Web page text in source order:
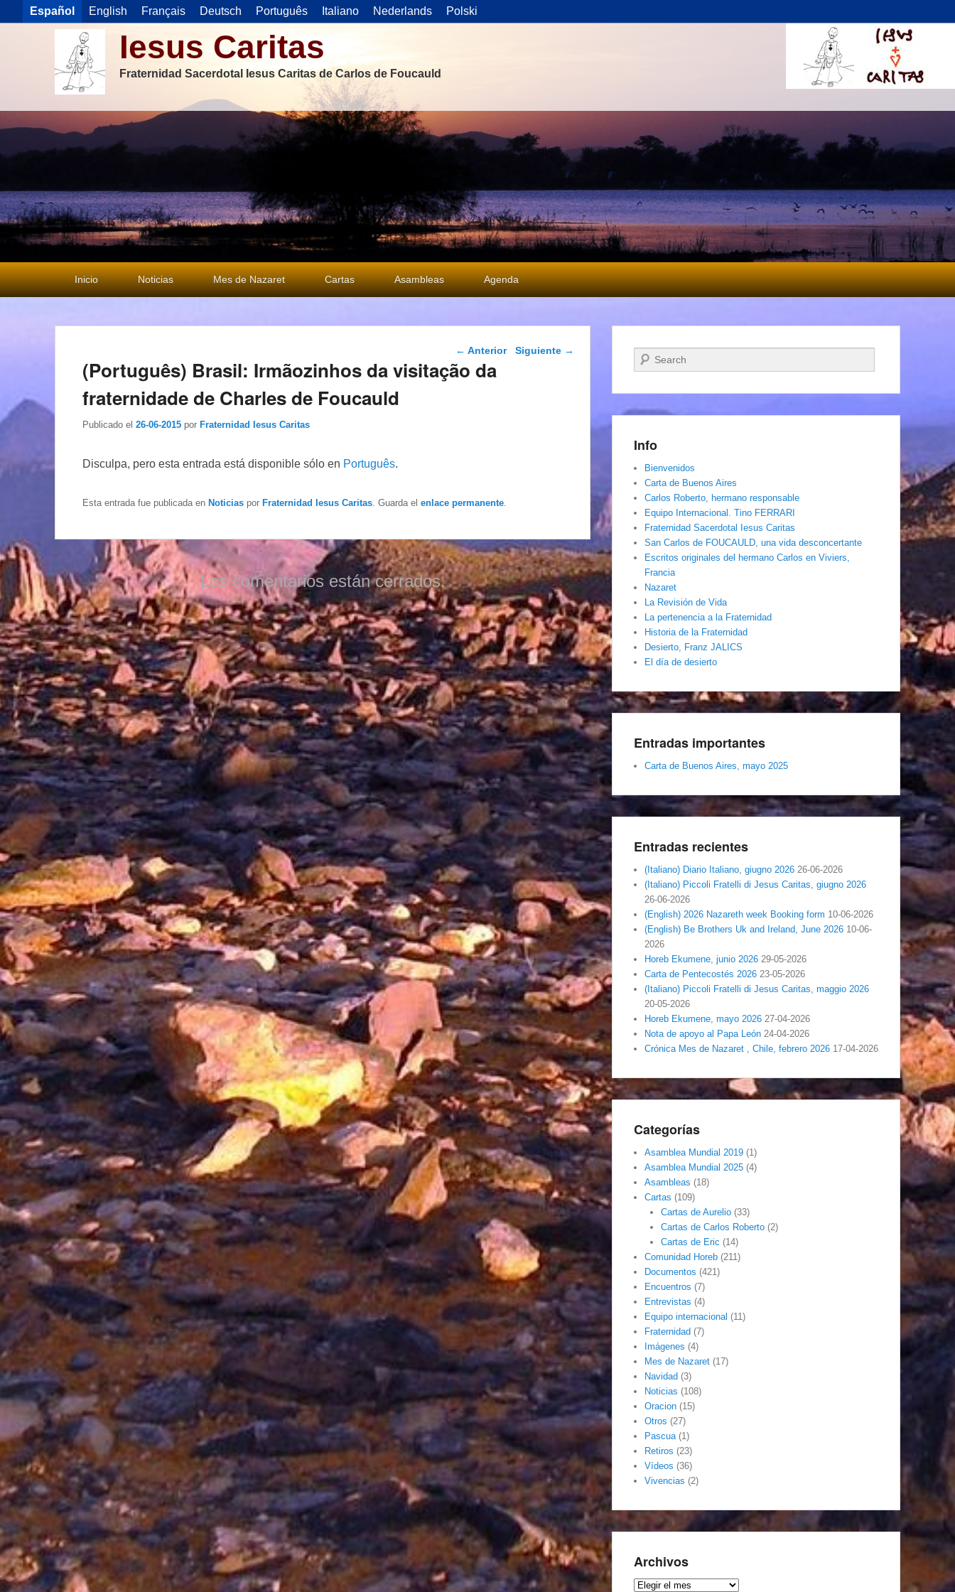
Español English Français Deutsch Português Italiano Nederlands Polski
Iesus Caritas
Fraternidad Sacerdotal Iesus Caritas de Carlos de Foucauld
Menú
principal
Inicio Noticias Mes de Nazaret Cartas Asambleas Agenda
Navegación de
← Anterior Siguiente →
(Português) Brasil: Irmãozinhos da visitação da
fraternidade de Charles de Foucauld
Publicado el 26-06-2015 por Fraternidad Iesus Caritas
Disculpa, pero esta entrada está disponible sólo en Português.
Esta entrada fue publicada en Noticias por Fraternidad Iesus Caritas . Guarda el enlace permanente
Los comentarios están cerrados.
Buscar
Info
Bienvenidos
Carta de Buenos Aires
Carlos Roberto, hermano responsable
Equipo Internacional. Tino FERRARI
Fraternidad Sacerdotal Iesus Caritas
San Carlos de FOUCAULD, una vida desconcertante
Escritos originales del hermano Carlos en Viviers,
Francia
Nazaret
La Revisión de Vida
La pertenencia a la Fraternidad
Historia de la Fraternidad
Desierto, Franz JALICS
El día de desierto
Entradas importantes
Carta de Buenos Aires, mayo 2025
Entradas recientes
(Italiano) Diario Italiano, giugno 2026 26-06-2026
(Italiano) Piccoli Fratelli di Jesus Caritas, giugno 2026
26-06-2026
(English) 2026 Nazareth week Booking form 10-06-2026
(English) Be Brothers Uk and Ireland, June 2026 10-06-
2026
Horeb Ekumene, junio 2026 29-05-2026
Carta de Pentecostés 2026 23-05-2026
(Italiano) Piccoli Fratelli di Jesus Caritas, maggio 2026
20-05-2026
Horeb Ekumene, mayo 2026 27-04-2026
Nota de apoyo al Papa León 24-04-2026
Crónica Mes de Nazaret , Chile, febrero 2026 17-04-2026
Categorías
Asamblea Mundial 2019 (1)
Asamblea Mundial 2025 (4)
Asambleas (18)
Cartas (109)
Cartas de Aurelio(33)
Cartas de Carlos Roberto(2)
Cartas de Eric (14)
Comunidad Horeb (211)
Documentos (421)
Encuentros (7)
Entrevistas (4)
Equipo internacional (11)
Fraternidad (7)
Imágenes (4)
Mes de Nazaret (17)
Navidad (3)
Noticias (108)
Oracion (15)
Otros (27)
Pascua(1)
Retiros (23)
Vídeos (36)
Vivencias (2)
Archivos
Archivos